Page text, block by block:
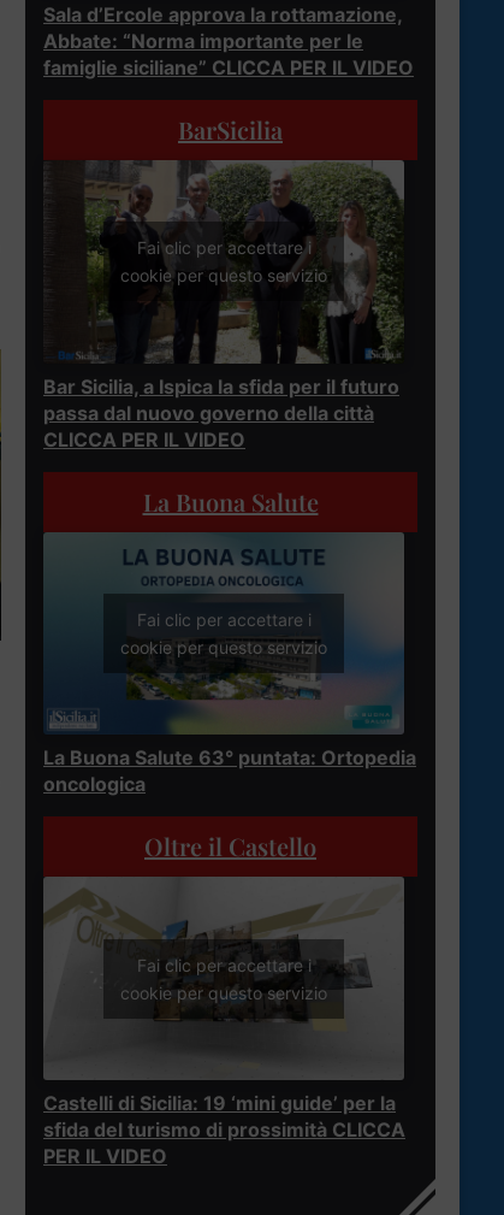
Sala d’Ercole approva la rottamazione,
Abbate: “Norma importante per le
famiglie siciliane” CLICCA PER IL VIDEO
BarSicilia
Fai clic per accettare i
cookie per questo servizio
Bar Sicilia, a Ispica la sfida per il futuro
passa dal nuovo governo della città
CLICCA PER IL VIDEO
La Buona Salute
Fai clic per accettare i
cookie per questo servizio
La Buona Salute 63° puntata: Ortopedia
oncologica
Oltre il Castello
Fai clic per accettare i
cookie per questo servizio
Castelli di Sicilia: 19 ‘mini guide’ per la
sfida del turismo di prossimità CLICCA
PER IL VIDEO